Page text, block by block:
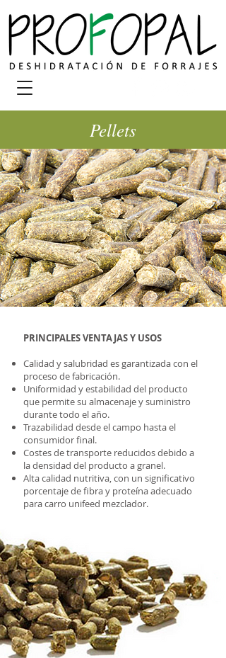
Pellets
PRINCIPALES VENTAJAS Y USOS
Calidad y salubridad es garantizada con el
proceso de fabricación.
Uniformidad y estabilidad del producto
que permite su almacenaje y suministro
durante todo el año.
Trazabilidad desde el campo hasta el
consumidor final.
Costes de transporte reducidos debido a
la densidad del producto a granel.
Alta calidad nutritiva, con un significativo
porcentaje de fibra y proteína adecuado
para carro unifeed mezclador.